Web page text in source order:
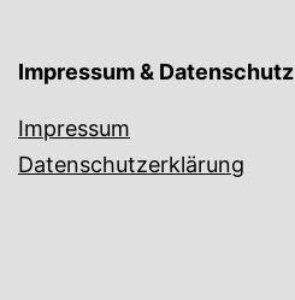
Impressum & Datenschutz
Impressum
Datenschutzerklärung